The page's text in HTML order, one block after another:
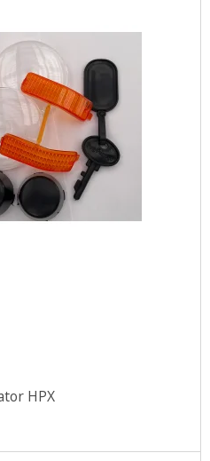
HPX